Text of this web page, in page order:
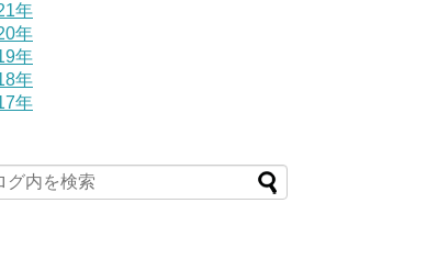
年
年
年
年
年